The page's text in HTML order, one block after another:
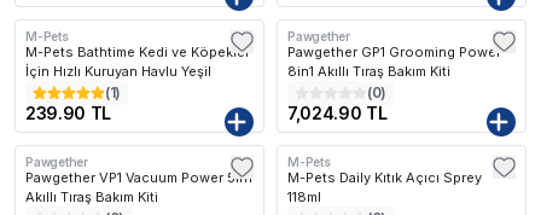
M-Pets
M-Pets Bathtime Kedi ve Köpekler
İçin Hızlı Kuruyan Havlu Yeşil
(1)
239.90 TL
Kargo Bedava
Pawgether
Pawgether GP1 Grooming Power
8in1 Akıllı Tıraş Bakım Kiti
(0)
7,024.90 TL
Kargo Bedava
Pawgether
Pawgether VP1 Vacuum Power 5in1
Akıllı Tıraş Bakım Kiti
M-Pets
M-Pets Daily Kıtık Açıcı Sprey
118ml